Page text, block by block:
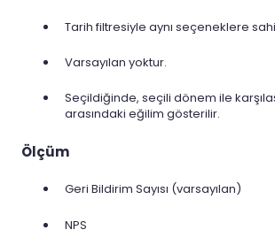
Tarih filtresiyle aynı seçeneklere
Varsayılan yoktur.
Seçildiğinde, seçili dönem ile
arasındaki eğilim gösterilir.
Ölçüm
Geri Bildirim Sayısı (varsayılan)
NPS